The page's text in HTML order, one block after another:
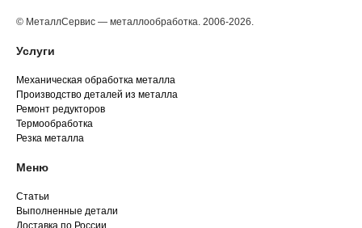
© МеталлСервис — металлообработка. 2006-2026.
Услуги
Механическая обработка металла
Производство деталей из металла
Ремонт редукторов
Термообработка
Резка металла
Меню
Статьи
Выполненные детали